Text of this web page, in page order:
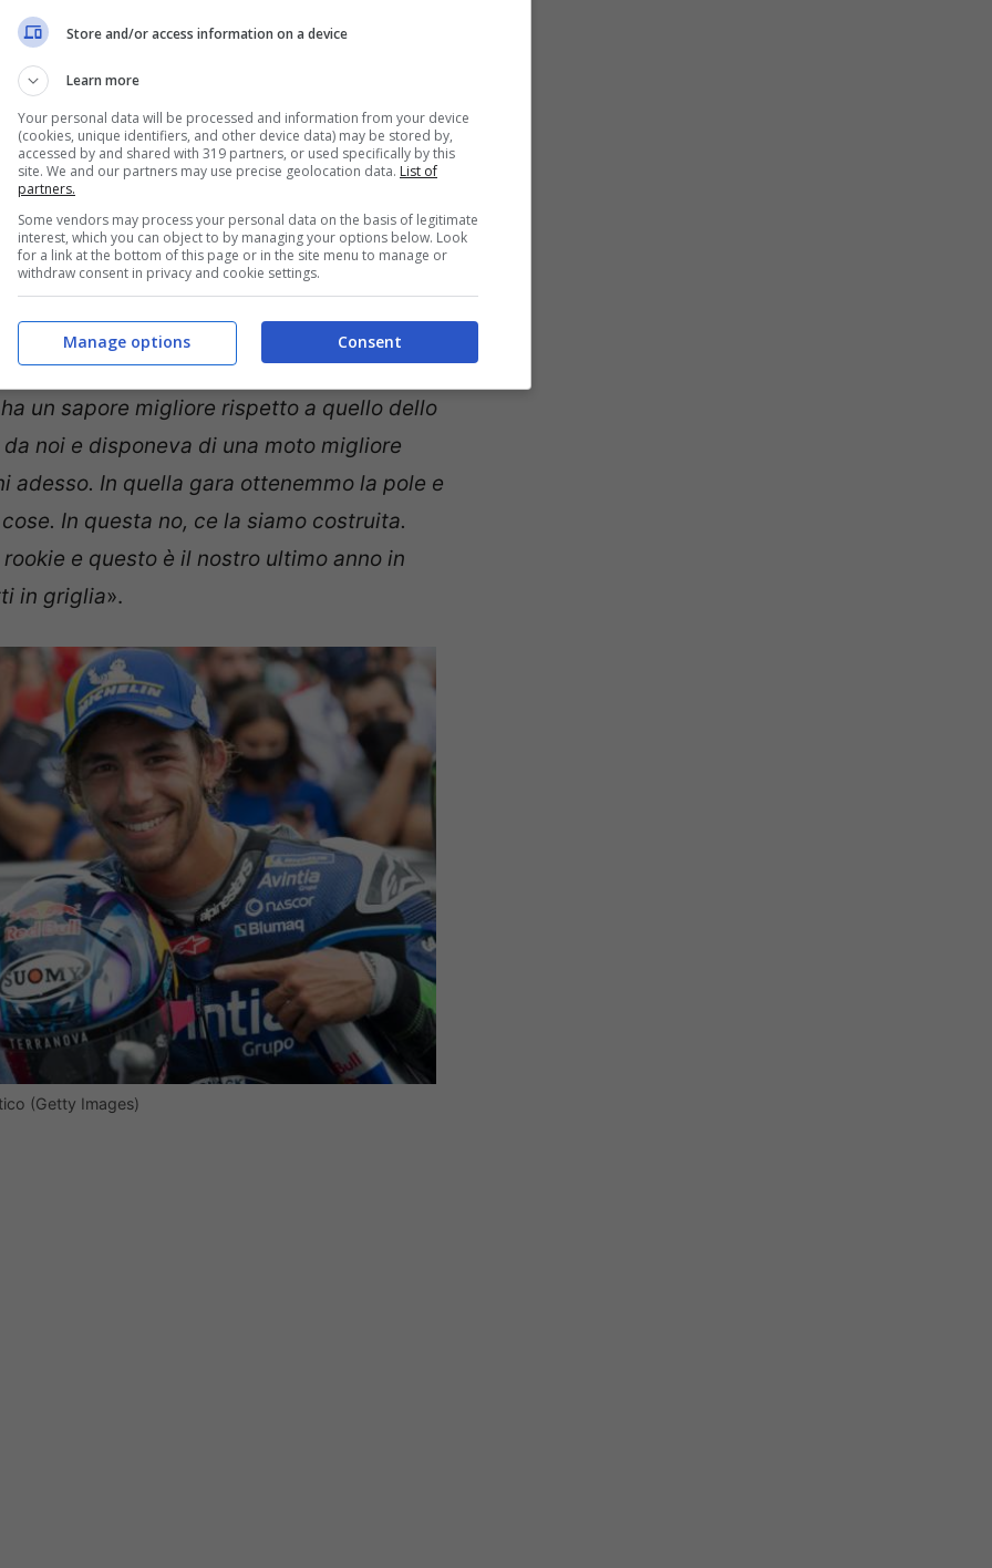
la propria soddisfazione per il
« È meno inaspettato di quanto la gente
il podio, ma ci aspettavamo il passo che
Gli abbiamo detto di seguire piloti come
Ha avuto un passo infernale domenica
nulla di strano avrebbe potuto
Avintia ritiene che sia stato più bello il
a quello del 2020 che conquistò
un sapore migliore rispetto a quello dello
noi e disponeva di una moto migliore
In quella gara ottenemmo la pole e
In questa no, ce la siamo costruita.
e questo è il nostro ultimo anno in
in griglia».
(Getty Images)
Store and/or access information on a device
Learn more
Your personal data will be processed and information from your device
(cookies, unique identifiers, and other device data) may be stored by,
accessed by and shared with 319 partners, or used specifically by this
site. We and our partners may use precise geolocation data. List of
partners.
Some vendors may process your personal data on the basis of legitimate
interest, which you can object to by managing your options below. Look
for a link at the bottom of this page or in the site menu to manage or
withdraw consent in privacy and cookie settings.
Consent
Manage options